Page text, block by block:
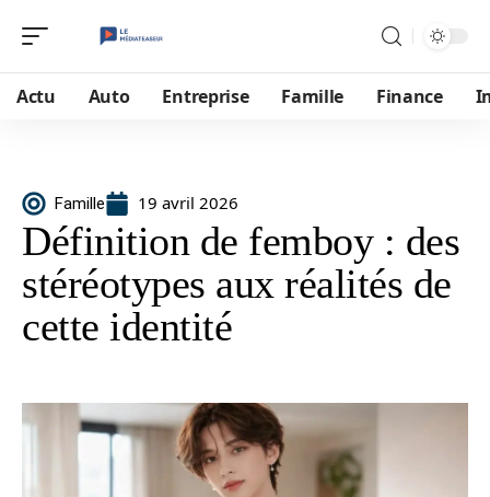
Actu Auto Entreprise Famille Finance
Famille 19 avril 2026
Définition de femboy : des
stéréotypes aux réalités de
cette identité